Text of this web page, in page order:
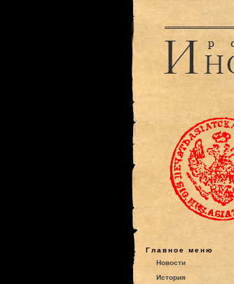
Главное меню
Новости
История